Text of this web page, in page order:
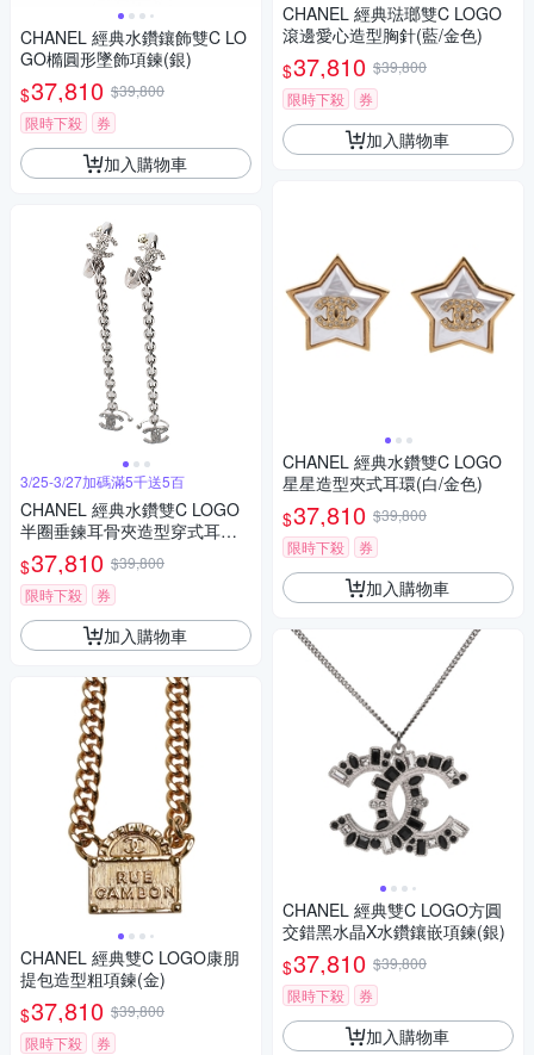
CHANEL 經典水鑽鑲飾雙C LO
GO橢圓形墜飾項鍊(銀)
$37,810 $39,800
限時下殺
券
加入購物車
3/25-3/27加碼滿5千送5百
CHANEL 經典水鑽雙C LOGO
半圈垂鍊耳骨夾造型穿式耳環
(銀)
$37,810 $39,800
限時下殺
券
加入購物車
CHANEL 經典雙C LOGO康朋
提包造型粗項鍊(金)
$37,810 $39,800
限時下殺
券
CHANEL 經典琺瑯雙C LOGO
滾邊愛心造型胸針(藍/金色)
$37,810 $39,800
限時下殺
券
加入購物車
CHANEL 經典水鑽雙C LOGO
星星造型夾式耳環(白/金色)
$37,810 $39,800
限時下殺
券
加入購物車
CHANEL 經典雙C LOGO方圓
交錯黑水晶X水鑽鑲嵌項鍊(銀)
$37,810 $39,800
限時下殺
券
加入購物車